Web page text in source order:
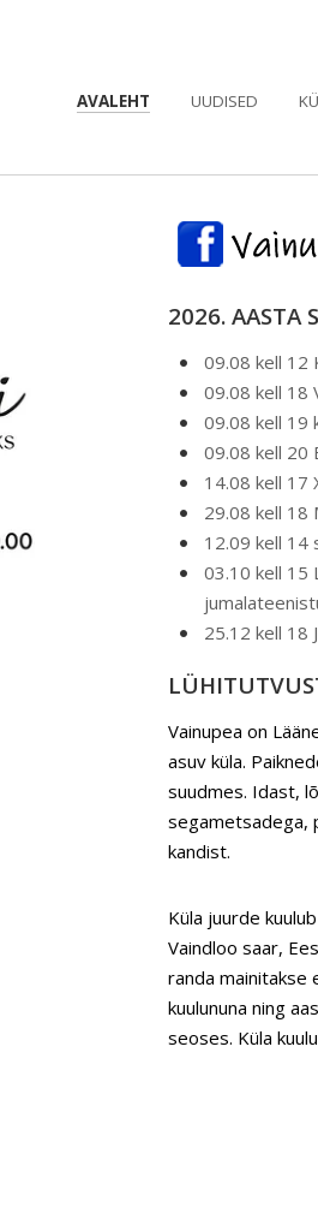
AVALEHT UUDISED
2026. AASTA
09.08 kell 12
09.08 kell 18
09.08 kell 19
09.08 kell 20
14.08 kell 17
29.08 kell 18
12.09 kell 14
03.10 kell 15
25.12 kell 18
Vainupea on
asuv küla.
suudmes. Idast,
segametsadega,
kandist.
Küla juurde
Vaindloo saar,
randa mainitakse
kuulununa ning
seoses. Küla